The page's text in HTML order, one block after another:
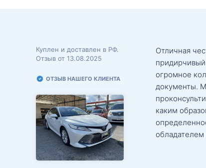
Куплен и доставлен в РФ.
Отзыв от 13.08.2025
ОТЗЫВ НАШЕГО КЛИЕНТА
Отличная
придирчивый
огромное
документы.
каким
обладателем